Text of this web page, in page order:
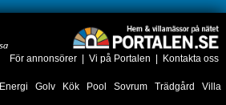
För annonsörer Vi på Portalen Kontakta oss
Energi Golv Kök Pool Sovrum Trädgård Villa